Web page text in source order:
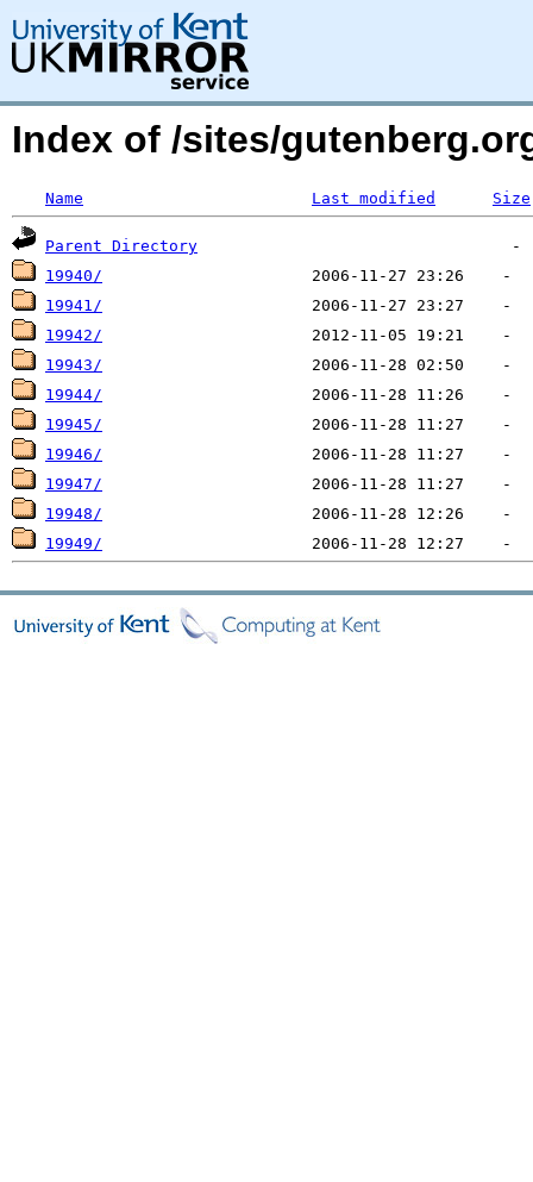
Index of /sites/
Name Last modified Size
Parent Directory
19940/
19941/
19942/
19943/
19944/
19945/
19946/
19947/
19948/
19949/